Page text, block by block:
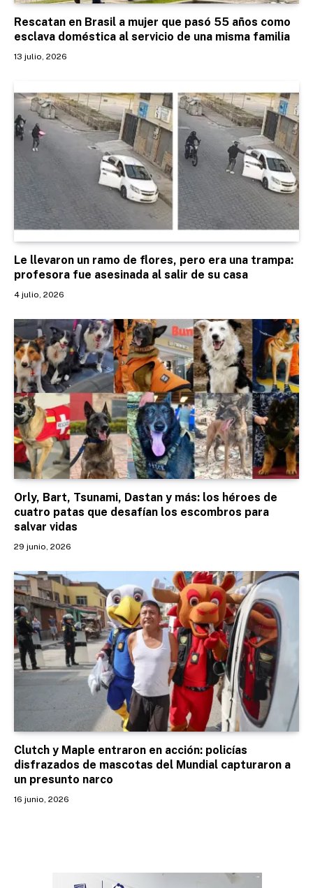
Rescatan en Brasil a mujer que pasó 55 años como
esclava doméstica al servicio de una misma familia
13 julio, 2026
Le llevaron un ramo de flores, pero era una trampa:
profesora fue asesinada al salir de su casa
4 julio, 2026
Orly, Bart, Tsunami, Dastan y más: los héroes de
cuatro patas que desafían los escombros para
salvar vidas
29 junio, 2026
Clutch y Maple entraron en acción: policías
disfrazados de mascotas del Mundial capturaron a
un presunto narco
16 junio, 2026